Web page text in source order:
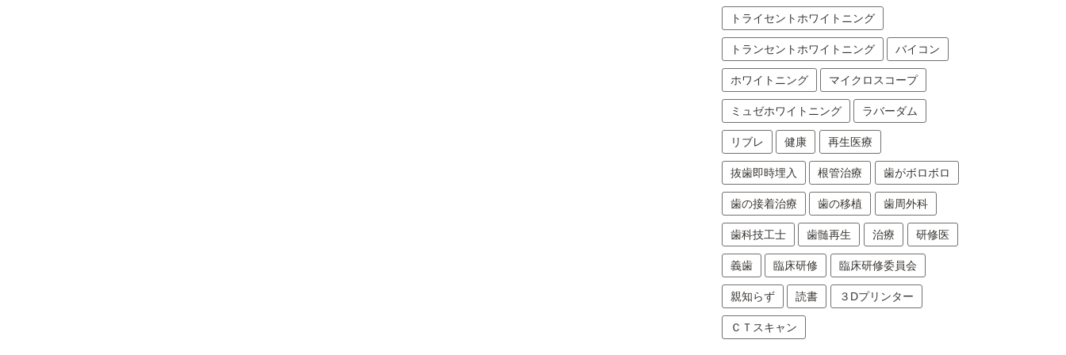
トライセントホワイトニング
トランセントホワイトニング バイコン
ホワイトニング マイクロスコープ
ミュゼホワイトニング ラバーダム
リブレ 健康 再生医療
抜歯即時埋入 根管治療 歯がボロボロ
歯の接着治療 歯の移植 歯周外科
歯科技工士 歯髄再生 治療 研修医
義歯 臨床研修 臨床研修委員会
親知らず 読書 ３Dプリンター
ＣＴスキャン